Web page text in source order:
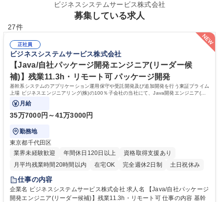
ビジネスシステムサービス株式会社
募集している求人
27件
正社員
ビジネスシステムサービス株式会社
【Java/自社パッケージ開発エンジニア(リーダー候
補)】残業11.3h・リモート可 パッケージ開発
基幹系システムのアプリケーション運用保守や受託開発及び追加開発を行う東証プライム
上場 ビジネスエンジニアリング(株)の100％子会社の当社にて、Java開発エンジニア(リ
ーダー候補)を募集します。
月給
35万7000円～41万3000円
勤務地
東京都千代田区
業界未経験歓迎
年間休日120日以上
資格取得支援あり
月平均残業時間20時間以内
在宅OK 完全週休2日制 土日祝休み
仕事の内容
企業名 ビジネスシステムサービス株式会社 求人名 【Java/自社パッケージ
開発エンジニア(リーダー候補)】残業11.3h・リモート可 仕事の内容 基幹